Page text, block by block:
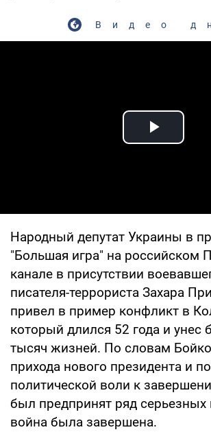
Видео
Play
Народный депутат Украины в
"Большая игра" на российском
канале в присутствии
писателя-террориста Захара
привел в пример конфликт в
который длился 52 года и унес
тысяч жизней. По словам
прихода нового президента и
политической воли к
был предпринят ряд серьезных
война была завершена.